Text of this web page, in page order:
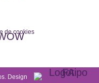
de cookies
Design